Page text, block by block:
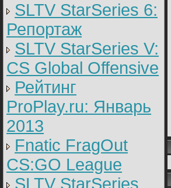
SLTV StarSeries 6:
Репортаж
SLTV StarSeries V:
CS Global Offensive
Рейтинг
ProPlay.ru: Январь
2013
Fnatic FragOut
CS:GO League
SLTV StarSeries